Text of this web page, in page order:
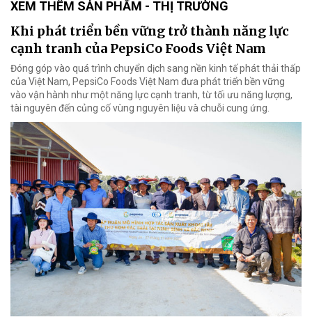
XEM THÊM SẢN PHẨM - THỊ TRƯỜNG
Khi phát triển bền vững trở thành năng lực
cạnh tranh của PepsiCo Foods Việt Nam
Đóng góp vào quá trình chuyển dịch sang nền kinh tế phát thải thấp
của Việt Nam, PepsiCo Foods Việt Nam đưa phát triển bền vững
vào vận hành như một năng lực cạnh tranh, từ tối ưu năng lượng,
tài nguyên đến củng cố vùng nguyên liệu và chuỗi cung ứng.